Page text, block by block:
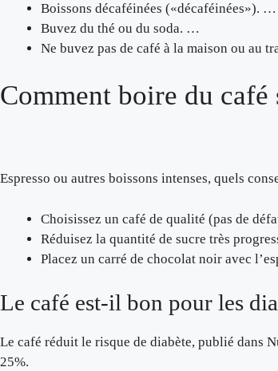
Boissons décaféinées («décaféinées»). …
Buvez du thé ou du soda. …
Ne buvez pas de café à la maison ou au
Comment boire du café
Espresso ou autres boissons intenses, quels
Choisissez un café de qualité (pas de
Réduisez la quantité de sucre très
Placez un carré de chocolat noir avec
Le café est-il bon pour les
Le café réduit le risque de diabète, publié dans
25%.